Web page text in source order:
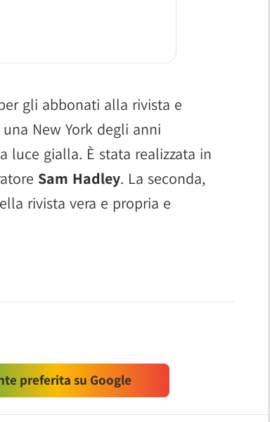
gli abbonati alla rivista e
New York degli anni
luce gialla. È stata realizzata in
Sam Hadley. La seconda,
rivista vera e propria e
preferita su Google